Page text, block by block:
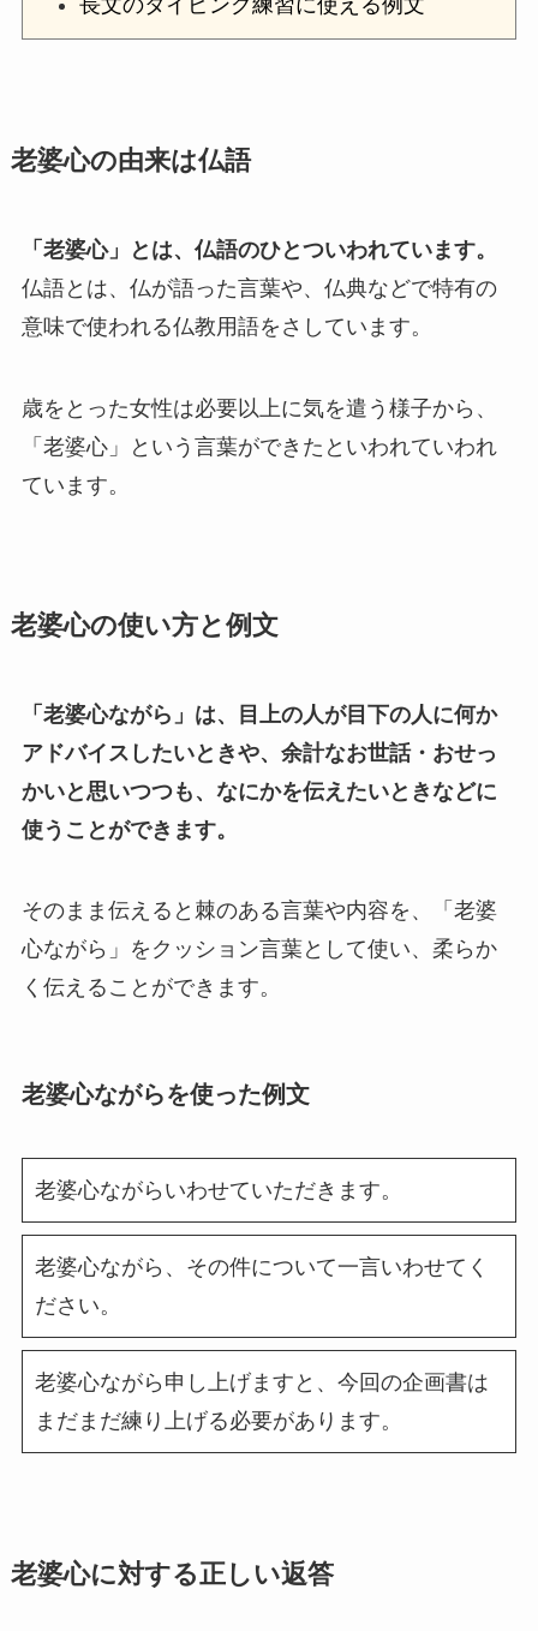
長文のタイピング練習に使える例文
老婆心の由来は仏語
「老婆心」とは、仏語のひとついわれています。
仏語とは、仏が語った言葉や、仏典などで特有の
意味で使われる仏教用語をさしています。
歳をとった女性は必要以上に気を遣う様子から、
「老婆心」という言葉ができたといわれていわれ
ています。
老婆心の使い方と例文
「老婆心ながら」は、目上の人が目下の人に何か
アドバイスしたいときや、余計なお世話・おせっ
かいと思いつつも、なにかを伝えたいときなどに
使うことができます。
そのまま伝えると棘のある言葉や内容を、「老婆
心ながら」をクッション言葉として使い、柔らか
く伝えることができます。
老婆心ながらを使った例文
老婆心ながらいわせていただきます。
老婆心ながら、その件について一言いわせてく
ださい。
老婆心ながら申し上げますと、今回の企画書は
まだまだ練り上げる必要があります。
老婆心に対する正しい返答